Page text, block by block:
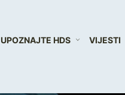
UPOZNAJTE HDS VIJESTI